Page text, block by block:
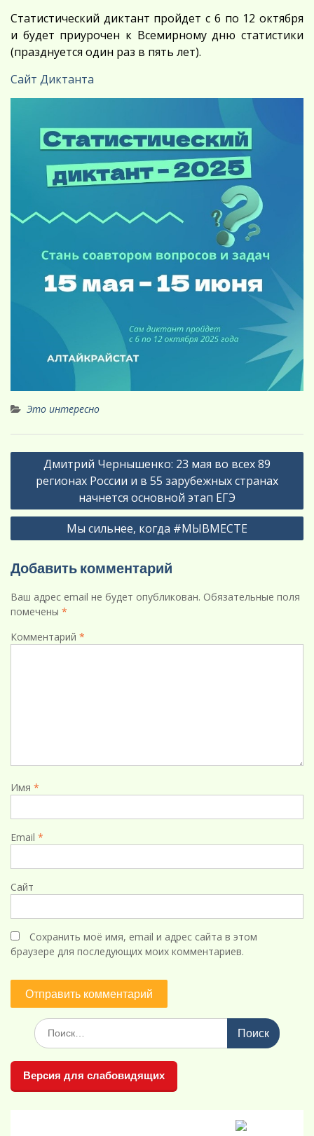
Статистический диктант пройдет с 6 по 12 октября
и будет приурочен к Всемирному дню статистики
(празднуется один раз в пять лет).
Сайт Диктанта
Это интересно
Навигация
Дмитрий Чернышенко: 23 мая во всех 89
регионах России и в 55 зарубежных странах
начнется основной этап ЕГЭ
Мы сильнее, когда #МЫВМЕСТЕ
Добавить комментарий
Ваш адрес email не будет опубликован. Обязательные поля
помечены *
Комментарий *
Имя *
Email *
Сайт
Сохранить моё имя, email и адрес сайта в этом
браузере для последующих моих комментариев.
Поиск
по:
Версия для слабовидящих